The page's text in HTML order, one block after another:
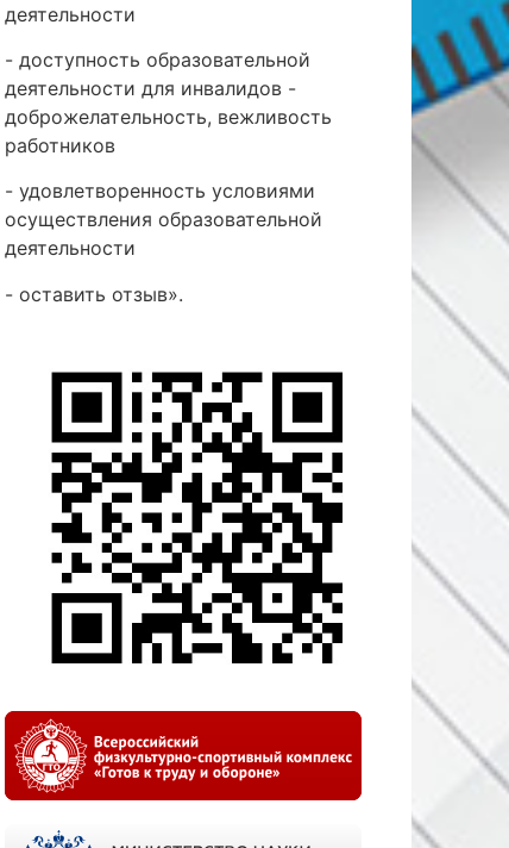
деятельности
- доступность образовательной
деятельности для инвалидов -
доброжелательность, вежливость
работников
- удовлетворенность условиями
осуществления образовательной
деятельности
- оставить отзыв».